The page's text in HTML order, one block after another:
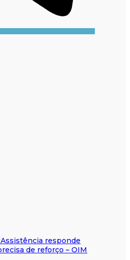
responde
de reforço – OIM